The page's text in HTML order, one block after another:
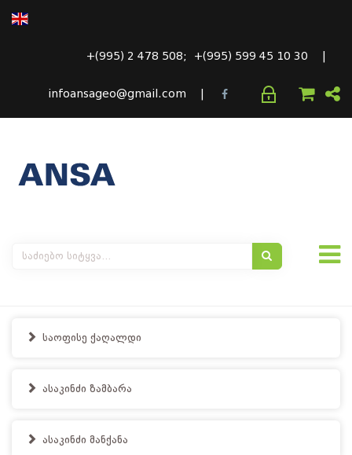
+(995) 2 478 508; +(995) 599 45 10 30 |
infoansageo@gmail.com |
საოფისე ქაღალდი
ასაკინძი ზამბარა
ასაკინძი მანქანა